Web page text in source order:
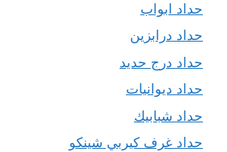
حداد ابواب
حداد درابزين
حداد درج حديد
حداد ديوانيات
حداد شبابيك
حداد غرف كيربي شينكو